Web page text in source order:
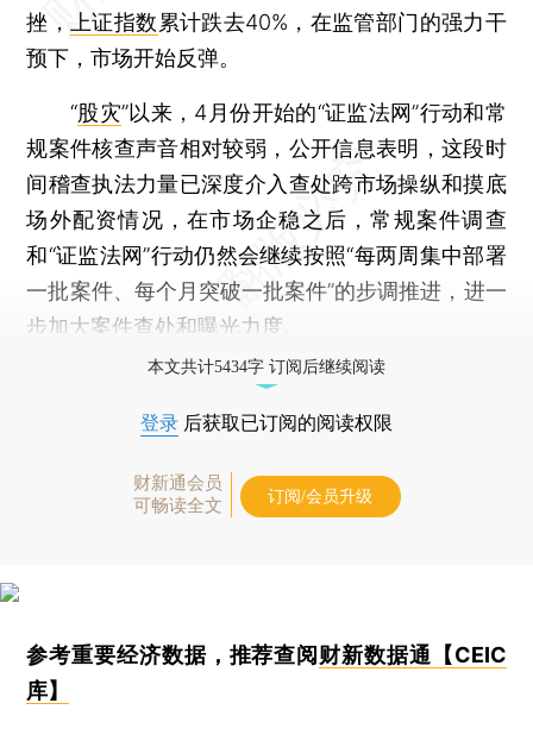
挫，
上证指数累计跌去40%，在监管部门的强力干
预下，市场开始反弹。
“股灾”以来，4月份开始的“证监法网”行动和常
规案件核查声音相对较弱，公开信息表明，这段时
间稽查执法力量已深度介入查处跨市场操纵和摸底
场外配资情况，在市场企稳之后，常规案件调查
和“证监法网”行动仍然会继续按照“每两周集中部署
一批案件、每个月突破一批案件”的步调推进，进一
步加大案件查处和曝光力度。
本文共计5434字 订阅后继续阅读
登录 后获取已订阅的阅读权限
财新通会员
可畅读全文
订阅/会员升级
参考重要经济数据，推荐查阅 财新数据通【CEIC
库】